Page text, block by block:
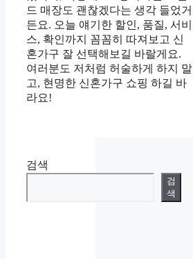
드 매장도 괜찮겠다는 생각 들었거
든요. 오늘 얘기한 할인, 품질, 서비
스, 확인까지 꼼꼼히 따져보고 신
혼가구 잘 선택해보길 바랄게요.
여러분도 저처럼 허술하게 하지 말
고, 현명한 신혼가구 쇼핑 하길 바
라요!
검색
검
색